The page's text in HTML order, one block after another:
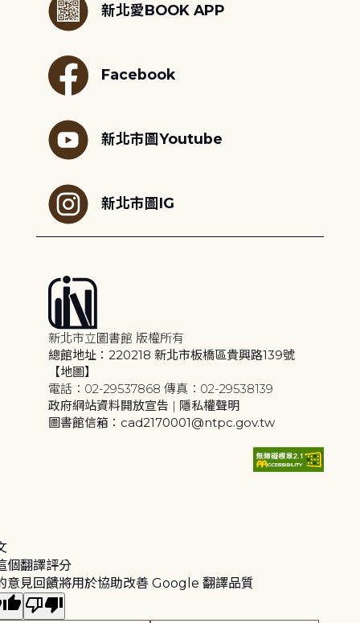
新北愛BOOK APP
Facebook
新北市圖Youtube
新北市圖IG
新北市立圖書館 版權所有
總館地址：220218 新北市板橋區貴興路139號
【地圖】
電話：02-29537868 傳真：02-29538139
政府網站資料開放宣告 | 隱私權聲明
圖書館信箱：cad2170001@ntpc.gov.tw
個翻譯評分
意見回饋將用於協助改善 Google 翻譯品質